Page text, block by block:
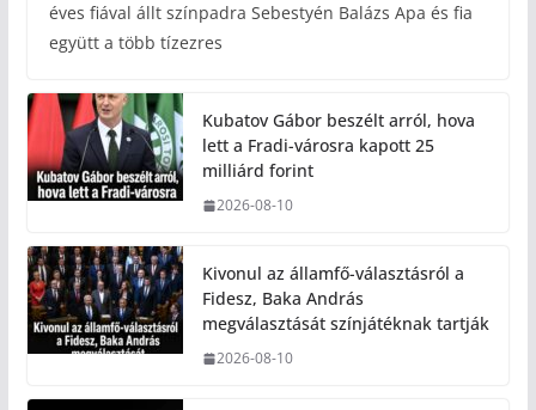
éves fiával állt színpadra Sebestyén Balázs Apa és fia
együtt a több tízezres
Kubatov Gábor beszélt arról, hova
lett a Fradi-városra kapott 25
milliárd forint
2026-08-10
Kivonul az államfő-választásról a
Fidesz, Baka András
megválasztását színjátéknak tartják
2026-08-10